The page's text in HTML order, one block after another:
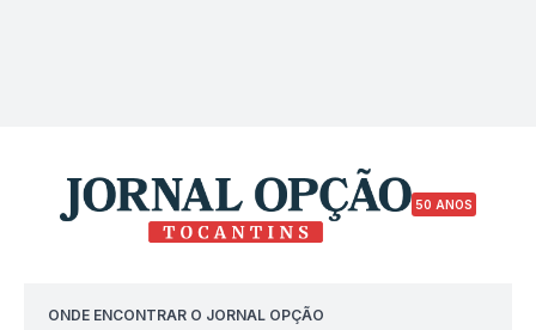
50 ANOS
ONDE ENCONTRAR O JORNAL OPÇÃO